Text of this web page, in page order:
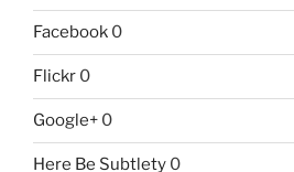
Facebook 0
Flickr 0
Google+ 0
Here Be Subtlety 0